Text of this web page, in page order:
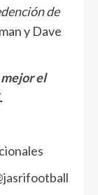
de
y Dave
el